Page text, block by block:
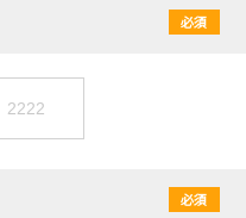
必須
必須